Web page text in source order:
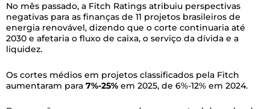
No mês passado, a Fitch Ratings atribuiu perspectivas
negativas para as finanças de 11 projetos brasileiros de
energia renovável, dizendo que o corte continuaria até
2030 e afetaria o fluxo de caixa, o serviço da dívida e a
liquidez.
Os cortes médios em projetos classificados pela Fitch
aumentaram para 7%-25% em 2025, de 6%-12% em 2024.